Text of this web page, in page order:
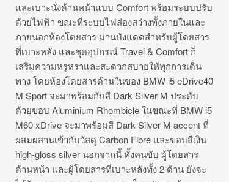
และเบาะนั่งด้านหน้าแบบ Comfort พร้อมระบบปรับ
ด้วยไฟฟ้า ขณะที่ระบบไฟส่องสว่างทั้งภายในและ
ภายนอกห้องโดยสาร ม่านบังแดดสำหรับผู้โดยสาร
ที่เบาะหลัง และชุดอุปกรณ์ Travel & Comfort ก็
เสริมความหรูหราและสะดวกสบายให้ทุกการเดิน
ทาง โดยห้องโดยสารด้านในของ BMW i5 eDrive40
M Sport จะมาพร้อมกับสี Dark Silver M ประดับ
ด้วยขอบ Aluminium Rhombicle ในขณะที่ BMW i5
M60 xDrive จะมาพร้อมสี Dark Silver M accent ที่
ผสมผสานเข้ากับวัสดุ Carbon Fibre และขอบสีเงิน
high-gloss silver นอกจากนี้ ทั้งคนขับ ผู้โดยสาร
ด้านหน้า และผู้โดยสารที่เบาะหลังทั้ง 2 ด้าน ยังจะ